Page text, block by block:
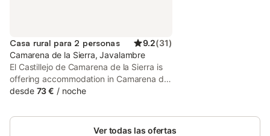
Casa rural para 2 personas 9.2(31)
Camarena de la Sierra, Javalambre
El Castillejo de Camarena de la Sierra is
offering accommodation in Camarena de
la Sierra. The property features quiet
mountain views, a barbecue, and free
WiFi is available throughout the property.
desde 73 € / noche
Ver todas las ofertas